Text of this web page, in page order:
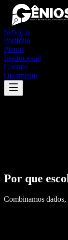
Serviços
Portfólio
Planos
Institucional
Contato
Orçamento
Por que
Combinamos